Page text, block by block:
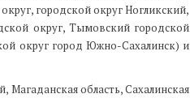
городской округ Ногликский,
округ, Тымовский городской
округ город Южно-Сахалинск) и
Магаданская область, Сахалинская